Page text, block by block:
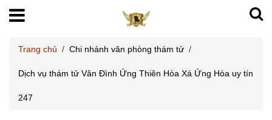
Trang chủ / Chi nhánh văn phòng thám tử /
Dịch vụ thám tử Vân Đình Ứng Thiên Hòa Xá Ứng Hòa uy tín
247